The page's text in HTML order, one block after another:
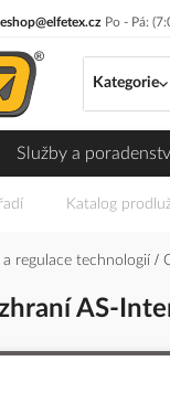
eshop@elfetex.cz Po - Pá:
Kategorie
Služby a
Katalog
regulace technologií
AS-